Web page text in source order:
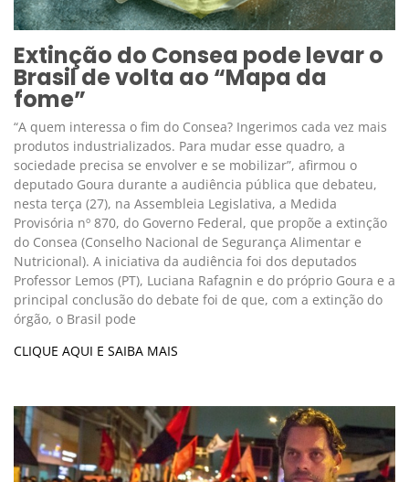
Extinção do Consea pode levar o
Brasil de volta ao “Mapa da
fome”
“A quem interessa o fim do Consea? Ingerimos cada vez mais
produtos industrializados. Para mudar esse quadro, a
sociedade precisa se envolver e se mobilizar”, afirmou o
deputado Goura durante a audiência pública que debateu,
nesta terça (27), na Assembleia Legislativa, a Medida
Provisória nº 870, do Governo Federal, que propõe a extinção
do Consea (Conselho Nacional de Segurança Alimentar e
Nutricional). A iniciativa da audiência foi dos deputados
Professor Lemos (PT), Luciana Rafagnin e do próprio Goura e a
principal conclusão do debate foi de que, com a extinção do
órgão, o Brasil pode
CLIQUE AQUI E SAIBA MAIS